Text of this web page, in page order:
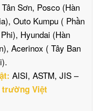
Sơn, Posco (Hàn
Outo Kumpu ( Phần
Hyundai (Hàn
Acerinox ( Tây Ban
AISI, ASTM, JIS –
trường Việt